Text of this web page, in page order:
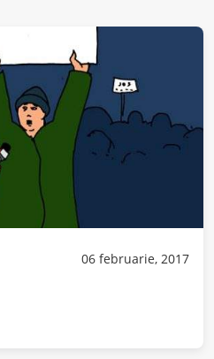
06 februarie, 2017